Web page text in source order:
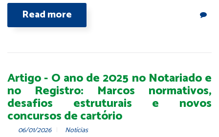
Read more
Artigo - O ano de 2025 no Notariado e
no Registro: Marcos normativos,
desafios estruturais e novos
concursos de cartório
06/01/2026 Notícias